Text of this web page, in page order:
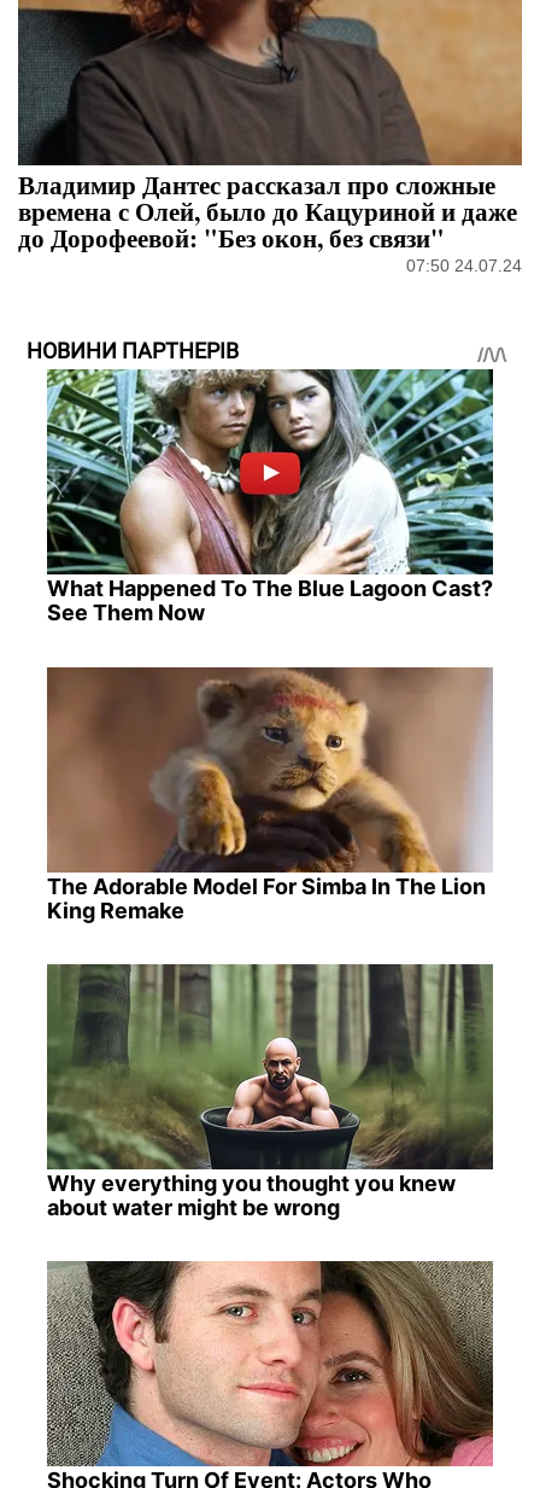
Владимир Дантес рассказал про сложные
времена с Олей, было до Кацуриной и даже
до Дорофеевой: "Без окон, без связи"
07:50 24.07.24
НОВИНИ ПАРТНЕРІВ
What Happened To The Blue Lagoon Cast?
See Them Now
The Adorable Model For Simba In The Lion
King Remake
Why everything you thought you knew
about water might be wrong
Shocking Turn Of Event: Actors Who